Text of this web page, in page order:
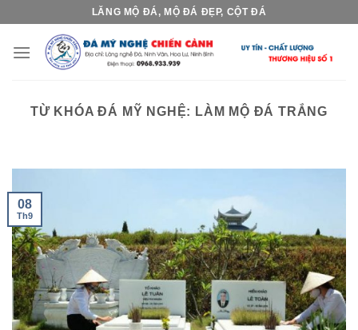
content
LĂNG MỘ ĐÁ, MỘ ĐÁ ĐẸP, CỘT ĐÁ
TỪ KHÓA ĐÁ MỸ NGHỆ: LÀM MỘ ĐÁ TRẮNG
08
Th9